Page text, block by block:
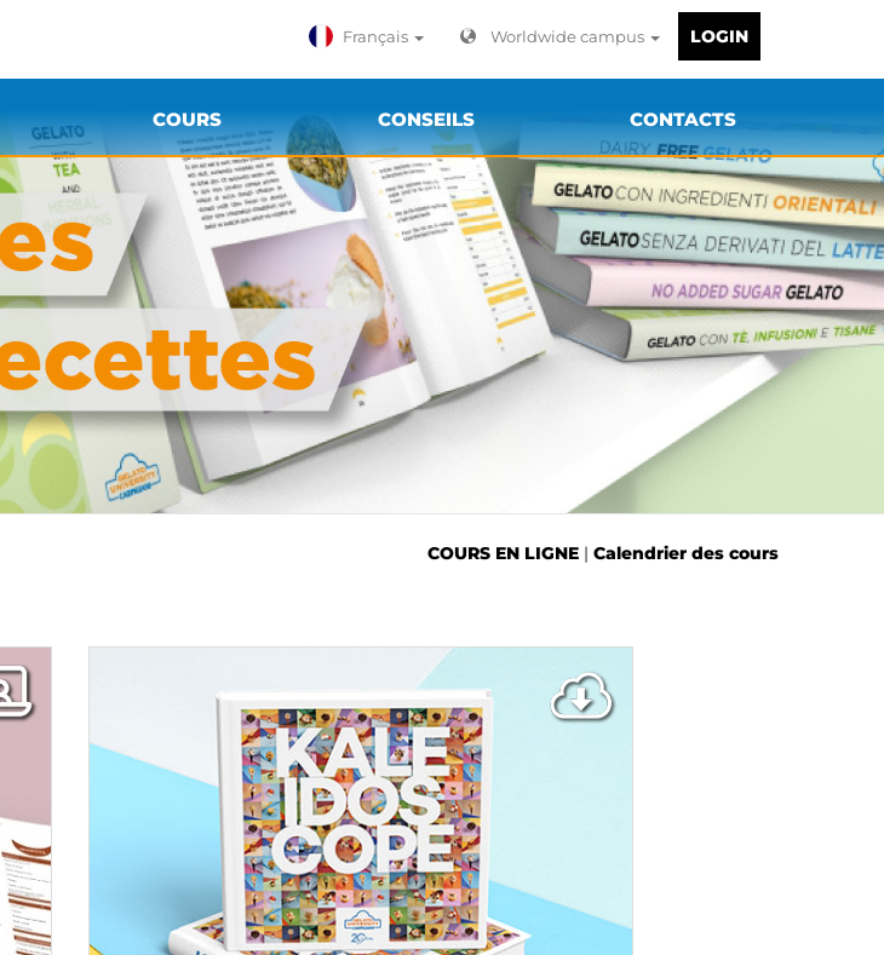
Français Worldwide campus LOGIN
COURS CONSEILS CONTACTS
COURS EN LIGNE | Calendrier des cours